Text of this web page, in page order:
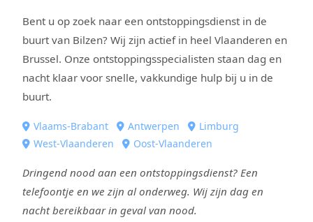
Bent u op zoek naar een ontstoppingsdienst in de
buurt van Bilzen? Wij zijn actief in heel Vlaanderen en
Brussel. Onze ontstoppingsspecialisten staan dag en
nacht klaar voor snelle, vakkundige hulp bij u in de
buurt.
Vlaams-Brabant Antwerpen
Limburg
West-Vlaanderen
Oost-Vlaanderen
Dringend nood aan een ontstoppingsdienst? Een
telefoontje en we zijn al onderweg. Wij zijn dag en
nacht bereikbaar in geval van nood.